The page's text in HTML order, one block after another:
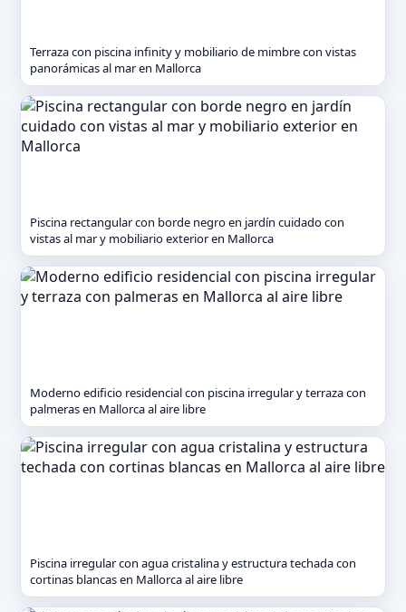
Terraza con piscina infinity y mobiliario de mimbre con vistas
panorámicas al mar en Mallorca
Piscina rectangular con borde negro en jardín cuidado con
vistas al mar y mobiliario exterior en Mallorca
Moderno edificio residencial con piscina irregular y terraza con
palmeras en Mallorca al aire libre
Piscina irregular con agua cristalina y estructura techada con
cortinas blancas en Mallorca al aire libre